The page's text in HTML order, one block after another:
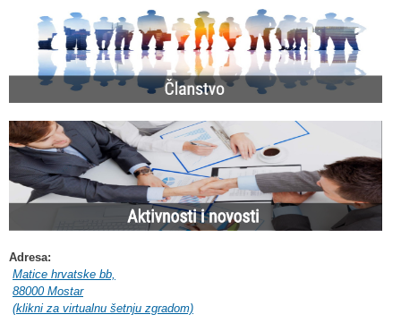
Adresa:
Matice hrvatske bb,
88000 Mostar
(klikni za virtualnu šetnju zgradom)